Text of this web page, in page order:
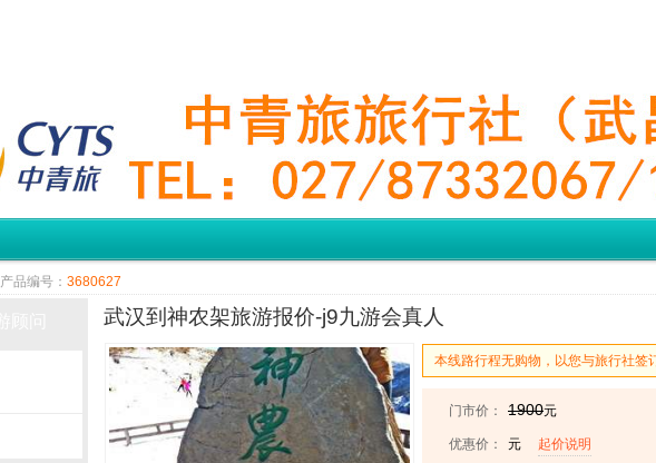
产品编号： 3680627
武汉到神农架旅游报价-j9九游会真人
本线路行程无购物，以您与旅行社签
门市价： 1900元
优惠价： 元 起价说明